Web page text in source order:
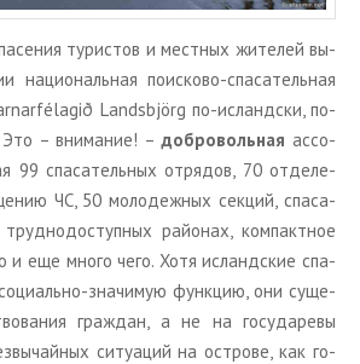
ту­ри­стов и мест­ных жи­те­лей вы­
на­ци­о­наль­ная по­ис­ко­во-спа­са­тель­ная
Landsbjörg по-ис­ланд­ски, по-
Это – вни­ма­ние! –доб­ро­воль­ная ас­со­
99 спа­са­тель­ных от­ря­дов, 70 от­де­ле­
ЧС, 50 мо­ло­деж­ных сек­ций, спа­са­
рай­о­нах, ком­пакт­ное
и еще много чего. Хотя ис­ланд­ские спа­
зна­чи­мую функ­цию, они су­ще­
граж­дан, а не на го­су­да­ре­вы
си­ту­а­ций на ост­ро­ве, как го­